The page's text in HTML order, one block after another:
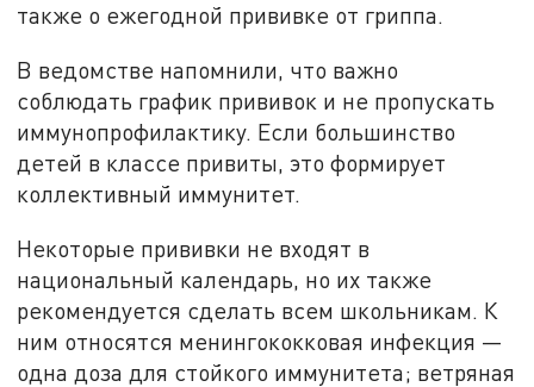
также о ежегодной прививке от гриппа.
В ведомстве напомнили, что важно
соблюдать график прививок и не пропускать
иммунопрофилактику. Если большинство
детей в классе привиты, это формирует
коллективный иммунитет.
Некоторые прививки не входят в
национальный календарь, но их также
рекомендуется сделать всем школьникам. К
ним относятся менингококковая инфекция —
одна доза для стойкого иммунитета; ветряная